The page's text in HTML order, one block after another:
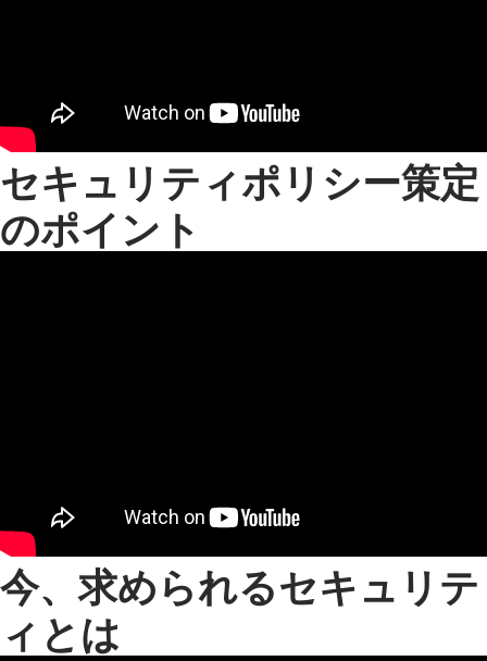
セキュリティポリシー策定
のポイント
今、求められるセキュリテ
ィとは